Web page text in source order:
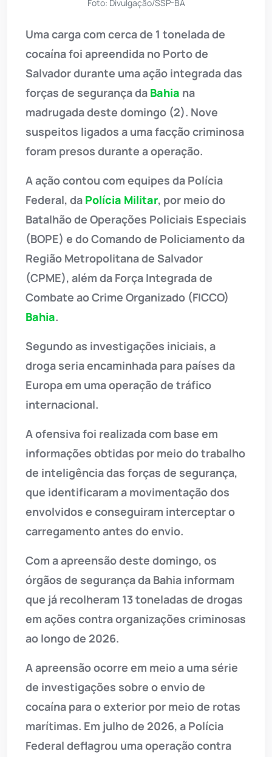
Foto: Divulgação/SSP-BA
Uma carga com cerca de 1 tonelada de
cocaína foi apreendida no Porto de
Salvador durante uma ação integrada das
forças de segurança da Bahia na
madrugada deste domingo (2). Nove
suspeitos ligados a uma facção criminosa
foram presos durante a operação.
A ação contou com equipes da Polícia
Federal, da Polícia Militar, por meio do
Batalhão de Operações Policiais Especiais
(BOPE) e do Comando de Policiamento da
Região Metropolitana de Salvador
(CPME), além da Força Integrada de
Combate ao Crime Organizado (FICCO)
Bahia.
Segundo as investigações iniciais, a
droga seria encaminhada para países da
Europa em uma operação de tráfico
internacional.
A ofensiva foi realizada com base em
informações obtidas por meio do trabalho
de inteligência das forças de segurança,
que identificaram a movimentação dos
envolvidos e conseguiram interceptar o
carregamento antes do envio.
Com a apreensão deste domingo, os
órgãos de segurança da Bahia informam
que já recolheram 13 toneladas de drogas
em ações contra organizações criminosas
ao longo de 2026.
A apreensão ocorre em meio a uma série
de investigações sobre o envio de
cocaína para o exterior por meio de rotas
marítimas. Em julho de 2026, a Polícia
Federal deflagrou uma operação contra